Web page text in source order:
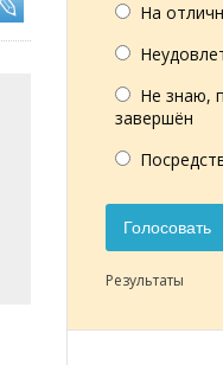
На
Не знаю,
завершён
Голосовать
Результаты